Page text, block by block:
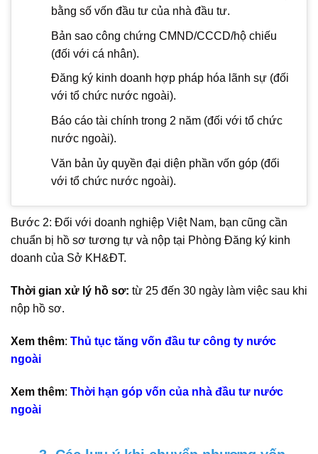
bằng số vốn đầu tư của nhà đầu tư.
Bản sao công chứng CMND/CCCD/hộ chiếu
(đối với cá nhân).
Đăng ký kinh doanh hợp pháp hóa lãnh sự (đối
với tổ chức nước ngoài).
Báo cáo tài chính trong 2 năm (đối với tổ chức
nước ngoài).
Văn bản ủy quyền đại diện phần vốn góp (đối
với tổ chức nước ngoài).
Bước 2: Đối với doanh nghiệp Việt Nam, bạn cũng cần
chuẩn bị hồ sơ tương tự và nộp tại Phòng Đăng ký kinh
doanh của Sở KH&ĐT.
Thời gian xử lý hồ sơ: từ 25 đến 30 ngày làm việc sau khi
nộp hồ sơ.
Xem thêm: Thủ tục tăng vốn đầu tư công ty nước
ngoài
Xem thêm: Thời hạn góp vốn của nhà đầu tư nước
ngoài